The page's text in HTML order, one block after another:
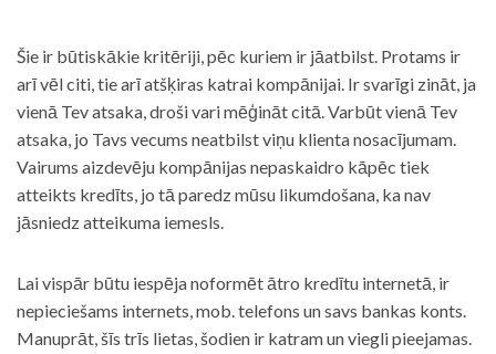
Šie ir būtiskākie kritēriji, pēc kuriem ir jāatbilst. Protams ir
arī vēl citi, tie arī atšķiras katrai kompānijai. Ir svarīgi zināt, ja
vienā Tev atsaka, droši vari mēģināt citā. Varbūt vienā Tev
atsaka, jo Tavs vecums neatbilst viņu klienta nosacījumam.
Vairums aizdevēju kompānijas nepaskaidro kāpēc tiek
atteikts kredīts, jo tā paredz mūsu likumdošana, ka nav
jāsniedz atteikuma iemesls.
Lai vispār būtu iespēja noformēt ātro kredītu internetā, ir
nepieciešams internets, mob. telefons un savs bankas konts.
Manuprāt, šīs trīs lietas, šodien ir katram un viegli pieejamas.